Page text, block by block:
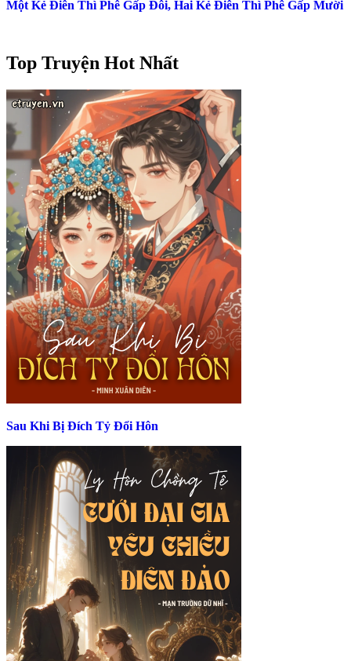
Một Kẻ Điên Thì Phê Gấp Đôi, Hai Kẻ Điên Thì Phê Gấp Mười
Top Truyện Hot Nhất
Sau Khi Bị Đích Tỷ Đổi Hôn